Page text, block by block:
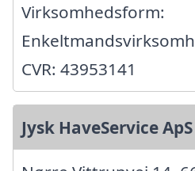
Virksomhedsform:
CVR: 43953141
Jysk HaveService ApS